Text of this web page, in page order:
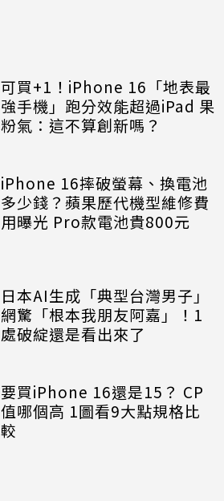
可買+1！iPhone 16「地表最
強手機」跑分效能超過iPad 果
粉氣：這不算創新嗎？
iPhone 16摔破螢幕、換電池
多少錢？蘋果歷代機型維修費
用曝光 Pro款電池貴800元
日本AI生成「典型台灣男子」
網驚「根本我朋友阿嘉」！1
處破綻還是看出來了
要買iPhone 16還是15？ CP
值哪個高 1圖看9大點規格比
較